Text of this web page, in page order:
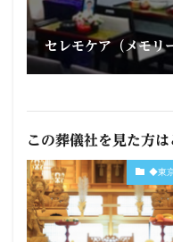
セレモケア（メモリ
この葬儀社を見た方
◆東